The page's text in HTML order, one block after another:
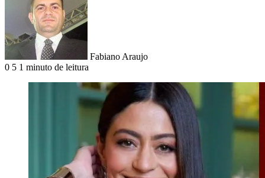
Fabiano Araujo
0 5 1 minuto de leitura